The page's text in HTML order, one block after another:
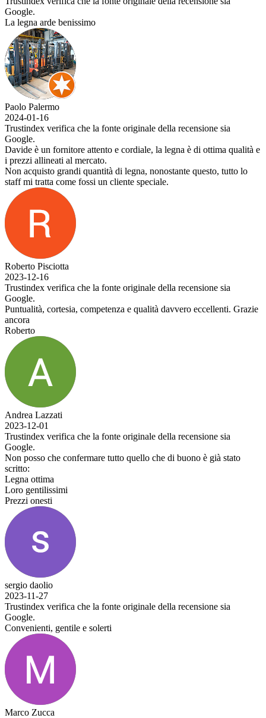
Google.
La legna arde benissimo
Paolo Palermo
2024-01-16
Trustindex verifica che la fonte originale della recensione sia
Google.
Davide è un fornitore attento e cordiale, la legna è di ottima qualità e
i prezzi allineati al mercato.
Non acquisto grandi quantità di legna, nonostante questo, tutto lo
staff mi tratta come fossi un cliente speciale.
Roberto Pisciotta
2023-12-16
Trustindex verifica che la fonte originale della recensione sia
Google.
Puntualità, cortesia, competenza e qualità davvero eccellenti. Grazie
ancora
Roberto
Andrea Lazzati
2023-12-01
Trustindex verifica che la fonte originale della recensione sia
Google.
Non posso che confermare tutto quello che di buono è già stato
scritto:
Legna ottima
Loro gentilissimi
Prezzi onesti
sergio daolio
2023-11-27
Trustindex verifica che la fonte originale della recensione sia
Google.
Convenienti, gentile e solerti
Marco Zucca